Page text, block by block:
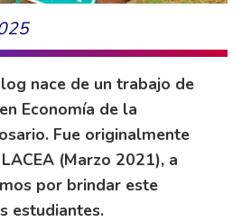
nace de un trabajo de
Economía de la
Fue originalmente
(Marzo 2021), a
por brindar este
estudiantes.